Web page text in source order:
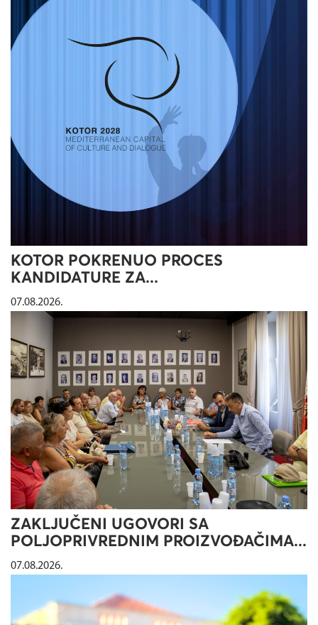
KOTOR POKRENUO PROCES
KANDIDATURE ZA...
07.08.2026.
ZAKLJUČENI UGOVORI SA
POLJOPRIVREDNIM PROIZVOĐAČIMA...
07.08.2026.